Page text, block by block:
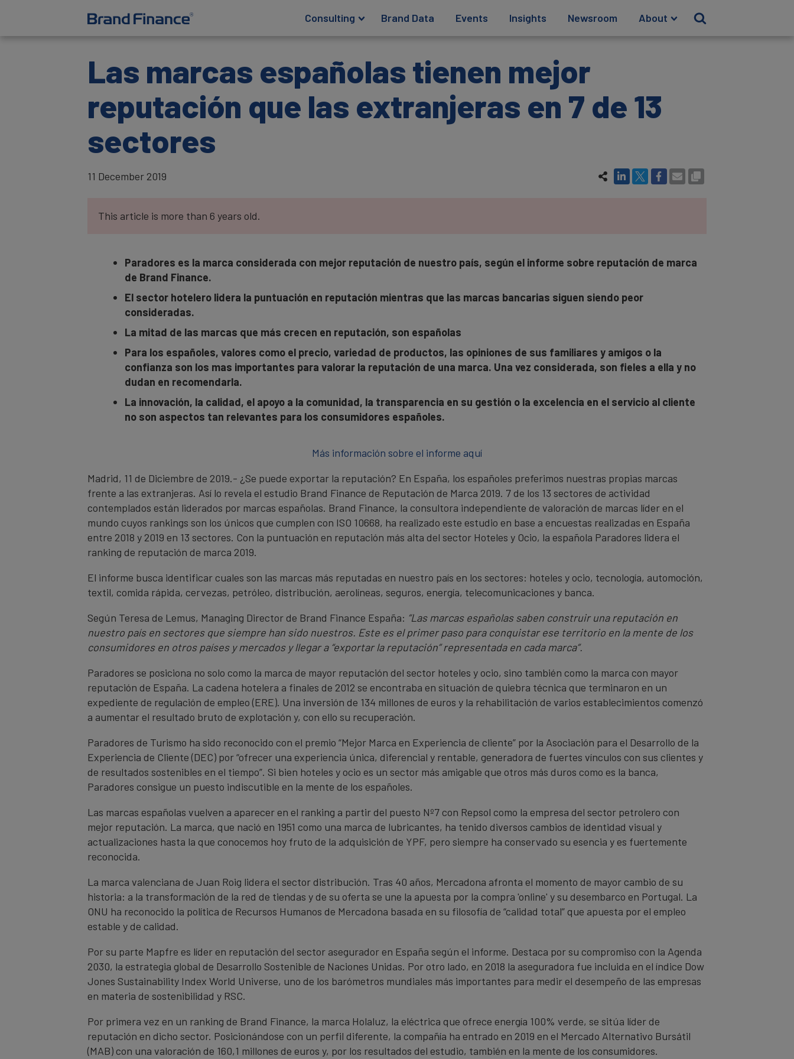
Consulting Brand Data Events Insights Newsroom About
Las marcas españolas tienen mejor
reputación que las extranjeras en 7 de 13
sectores
11 December 2019
This article is more than 6 years old.
Paradores es la marca considerada con mejor reputación de nuestro país, según el informe sobre reputación de marca
de Brand Finance.
El sector hotelero lidera la puntuación en reputación mientras que las marcas bancarias siguen siendo peor
consideradas.
La mitad de las marcas que más crecen en reputación, son españolas
Para los españoles, valores como el precio, variedad de productos, las opiniones de sus familiares y amigos o la
confianza son los mas importantes para valorar la reputación de una marca. Una vez considerada, son fieles a ella y no
dudan en recomendarla.
La innovación, la calidad, el apoyo a la comunidad, la transparencia en su gestión o la excelencia en el servicio al cliente
no son aspectos tan relevantes para los consumidores españoles.
Más información sobre el informe aquí
Madrid, 11 de Diciembre de 2019.- ¿Se puede exportar la reputación? En España, los españoles preferimos nuestras propias marcas
frente a las extranjeras. Así lo revela el estudio Brand Finance de Reputación de Marca 2019. 7 de los 13 sectores de actividad
contemplados están liderados por marcas españolas. Brand Finance, la consultora independiente de valoración de marcas líder en el
mundo cuyos rankings son los únicos que cumplen con ISO 10668, ha realizado este estudio en base a encuestas realizadas en España
entre 2018 y 2019 en 13 sectores. Con la puntuación en reputación más alta del sector Hoteles y Ocio, la española Paradores lidera el
ranking de reputación de marca 2019.
El informe busca identificar cuales son las marcas más reputadas en nuestro país en los sectores: hoteles y ocio, tecnología, automoción,
textil, comida rápida, cervezas, petróleo, distribución, aerolíneas, seguros, energía, telecomunicaciones y banca.
Según Teresa de Lemus, Managing Director de Brand Finance España: “Las marcas españolas saben construir una reputación en
nuestro país en sectores que siempre han sido nuestros. Este es el primer paso para conquistar ese territorio en la mente de los
consumidores en otros países y mercados y llegar a “exportar la reputación” representada en cada marca”.
Paradores se posiciona no solo como la marca de mayor reputación del sector hoteles y ocio, sino también como la marca con mayor
reputación de España. La cadena hotelera a finales de 2012 se encontraba en situación de quiebra técnica que terminaron en un
expediente de regulación de empleo (ERE). Una inversión de 134 millones de euros y la rehabilitación de varios establecimientos comenzó
a aumentar el resultado bruto de explotación y, con ello su recuperación.
Paradores de Turismo ha sido reconocido con el premio “Mejor Marca en Experiencia de cliente” por la Asociación para el Desarrollo de la
Experiencia de Cliente (DEC) por “ofrecer una experiencia única, diferencial y rentable, generadora de fuertes vínculos con sus clientes y
de resultados sostenibles en el tiempo”. Si bien hoteles y ocio es un sector más amigable que otros más duros como es la banca,
Paradores consigue un puesto indiscutible en la mente de los españoles.
Las marcas españolas vuelven a aparecer en el ranking a partir del puesto Nº7 con Repsol como la empresa del sector petrolero con
mejor reputación. La marca, que nació en 1951 como una marca de lubricantes, ha tenido diversos cambios de identidad visual y
actualizaciones hasta la que conocemos hoy fruto de la adquisición de YPF, pero siempre ha conservado su esencia y es fuertemente
reconocida.
La marca valenciana de Juan Roig lidera el sector distribución. Tras 40 años, Mercadona afronta el momento de mayor cambio de su
historia: a la transformación de la red de tiendas y de su oferta se une la apuesta por la compra 'online' y su desembarco en Portugal. La
ONU ha reconocido la política de Recursos Humanos de Mercadona basada en su filosofía de “calidad total” que apuesta por el empleo
estable y de calidad.
Por su parte Mapfre es líder en reputación del sector asegurador en España según el informe. Destaca por su compromiso con la Agenda
2030, la estrategia global de Desarrollo Sostenible de Naciones Unidas. Por otro lado, en 2018 la aseguradora fue incluida en el índice Dow
Jones Sustainability Index World Universe, uno de los barómetros mundiales más importantes para medir el desempeño de las empresas
en materia de sostenibilidad y RSC.
Por primera vez en un ranking de Brand Finance, la marca Holaluz, la eléctrica que ofrece energía 100% verde, se sitúa líder de
reputación en dicho sector. Posicionándose con un perfil diferente, la compañía ha entrado en 2019 en el Mercado Alternativo Bursátil
(MAB) con una valoración de 160,1 millones de euros y, por los resultados del estudio, también en la mente de los consumidores.